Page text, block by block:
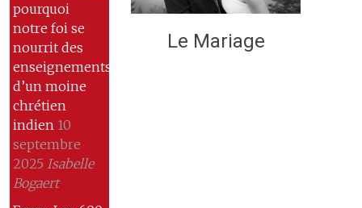
pourquoi
notre foi se
nourrit des
enseignements
d’un moine
chrétien
indien 10
septembre
2025 Isabelle
Bogaert
Le Mariage